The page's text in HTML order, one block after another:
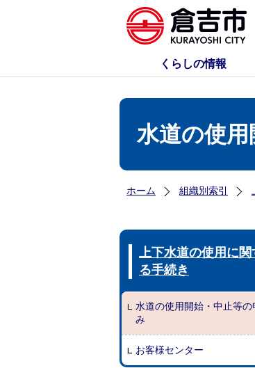
くらしの情報
水道の使
ホーム 組織別索引
上下水道の使用に関
る手続き
水道の使用開始・中止等の
み
お客様センター